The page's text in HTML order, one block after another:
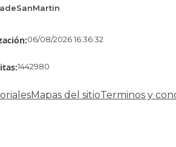
06/08/2026 16:36:32
1442980
Mapas del sitioTerminos y